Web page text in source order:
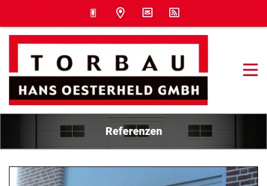
Referenzen